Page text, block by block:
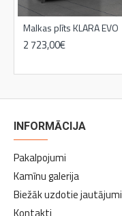
Malkas plīts KLARA EVO
2 723,00€
INFORMĀCIJA
Pakalpojumi
Kamīnu galerija
Biežāk uzdotie jautājumi